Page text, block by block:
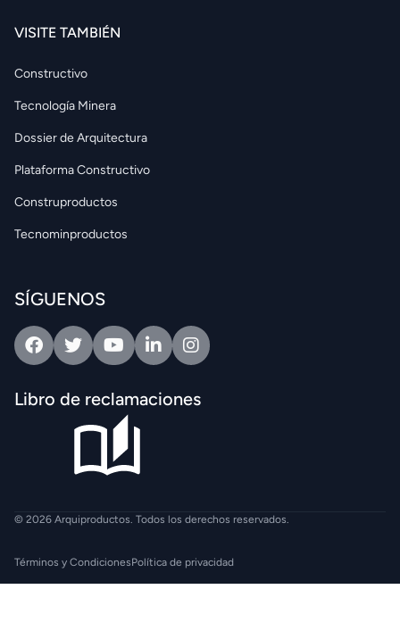
VISITE TAMBIÉN
Constructivo
Tecnología Minera
Dossier de Arquitectura
Plataforma Constructivo
Construproductos
Tecnominproductos
SÍGUENOS
FacebookTwitterYoutubeLinkedinIntagram
Libro de reclamaciones
© 2026 Arquiproductos. Todos los derechos reservados.
Términos y CondicionesPolítica de privacidad